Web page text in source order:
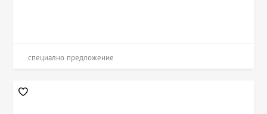
специално предложение